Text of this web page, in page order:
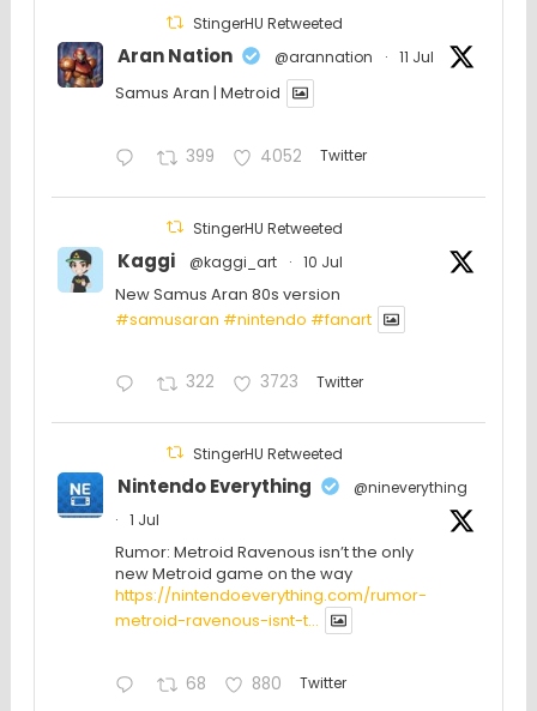
StingerHU Retweeted
Aran Nation @arannation · 11 Jul
Samus Aran | Metroid
399 4052 Twitter
StingerHU Retweeted
Kaggi @kaggi_art · 10 Jul
New Samus Aran 80s version
#samusaran #nintendo #fanartㅤㅤㅤㅤ
322 3723 Twitter
StingerHU Retweeted
Nintendo Everything
@nineverything
·
1 Jul
Rumor: Metroid Ravenous isn’t the only
new Metroid game on the way
https://nintendoeverything.com/rumor-
metroid-ravenous-isnt-t...
68 880 Twitter